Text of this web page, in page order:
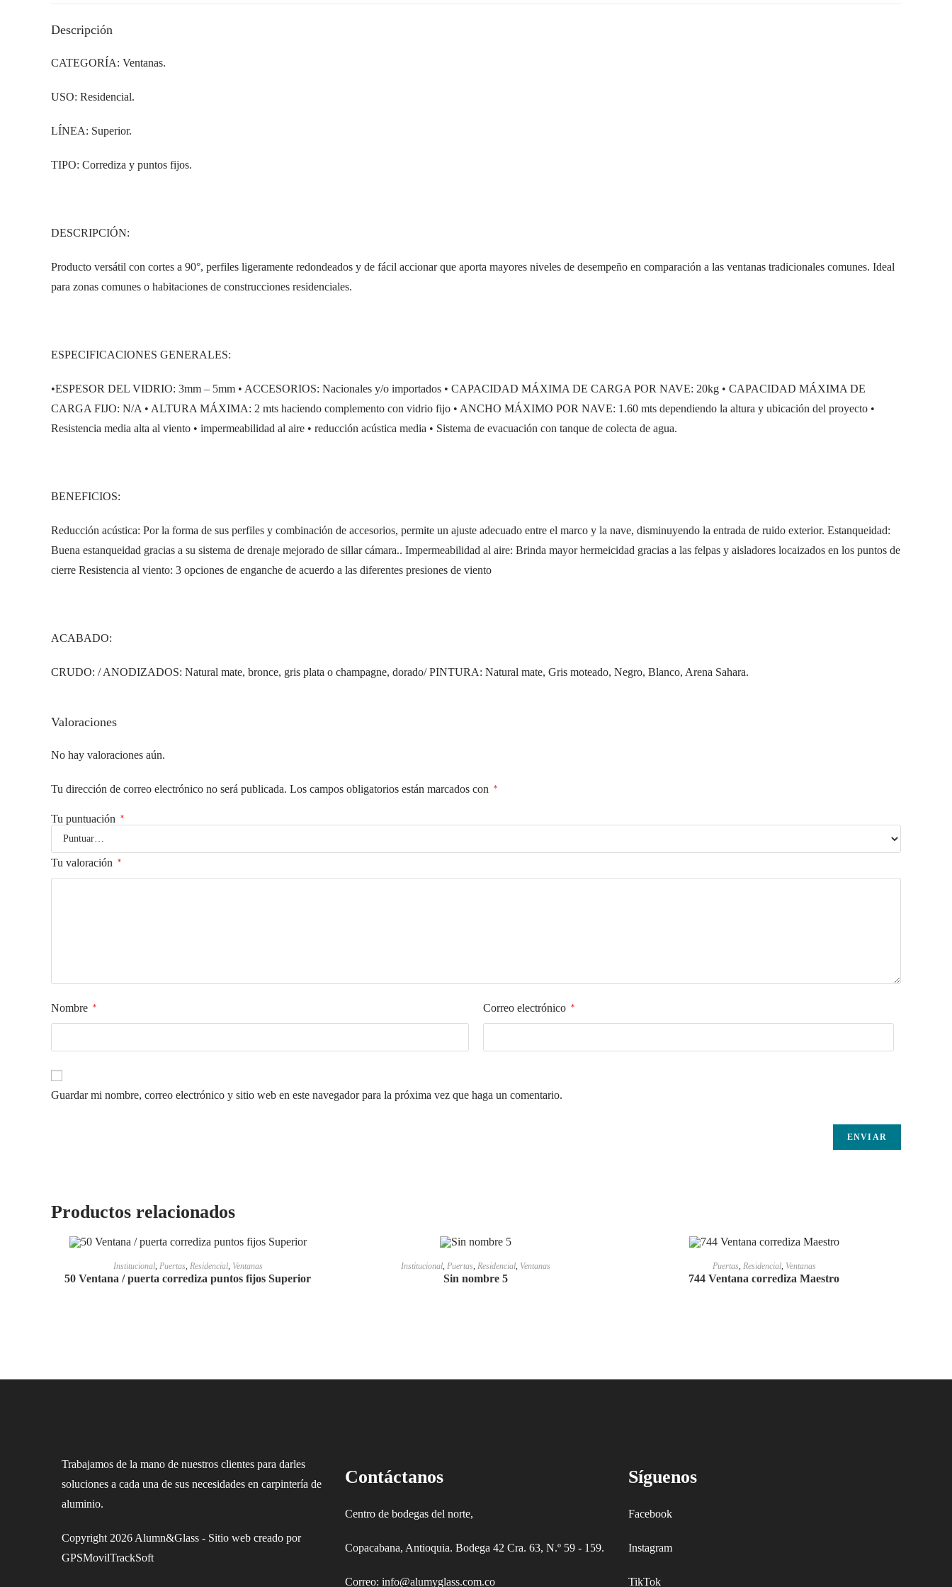
Descripción
CATEGORÍA: Ventanas.
USO: Residencial.
LÍNEA: Superior.
TIPO: Corrediza y puntos fijos.
DESCRIPCIÓN:
Producto versátil con cortes a 90°, perfiles ligeramente redondeados y de fácil accionar que aporta mayores niveles de desempeño en comparación a las ventanas tradicionales comunes. Ideal
para zonas comunes o habitaciones de construcciones residenciales.
ESPECIFICACIONES GENERALES:
•ESPESOR DEL VIDRIO: 3mm – 5mm • ACCESORIOS: Nacionales y/o importados • CAPACIDAD MÁXIMA DE CARGA POR NAVE: 20kg • CAPACIDAD MÁXIMA DE
CARGA FIJO: N/A • ALTURA MÁXIMA: 2 mts haciendo complemento con vidrio fijo • ANCHO MÁXIMO POR NAVE: 1.60 mts dependiendo la altura y ubicación del proyecto •
Resistencia media alta al viento • impermeabilidad al aire • reducción acústica media • Sistema de evacuación con tanque de colecta de agua.
BENEFICIOS:
Reducción acústica: Por la forma de sus perfiles y combinación de accesorios, permite un ajuste adecuado entre el marco y la nave, disminuyendo la entrada de ruido exterior. Estanqueidad:
Buena estanqueidad gracias a su sistema de drenaje mejorado de sillar cámara.. Impermeabilidad al aire: Brinda mayor hermeicidad gracias a las felpas y aisladores locaizados en los puntos de
cierre Resistencia al viento: 3 opciones de enganche de acuerdo a las diferentes presiones de viento
ACABADO:
CRUDO: / ANODIZADOS: Natural mate, bronce, gris plata o champagne, dorado/ PINTURA: Natural mate, Gris moteado, Negro, Blanco, Arena Sahara.
Valoraciones
No hay valoraciones aún.
Tu dirección de correo electrónico no será publicada. Los campos obligatorios están marcados con *
Tu puntuación *
Tu valoración *
Nombre * Correo electrónico *
Guardar mi nombre, correo electrónico y sitio web en este navegador para la próxima vez que haga un comentario.
Productos relacionados
LEER MÁS
Institucional, Puertas, Residencial, Ventanas
50 Ventana / puerta corrediza puntos fijos Superior
LEER MÁS
Institucional,Puertas,Residencial, Ventanas
Sin nombre 5
LEER MÁS
Puertas, Residencial, Ventanas
744 Ventana corrediza Maestro
Trabajamos de la mano de nuestros clientes para darles
soluciones a cada una de sus necesidades en carpintería de
aluminio.
Copyright 2026 Alumn&Glass - Sitio web creado por
GPSMovilTrackSoft
Contáctanos
Centro de bodegas del norte,
Copacabana, Antioquia. Bodega 42 Cra. 63, N.º 59 - 159.
Correo: info@alumyglass.com.co
Síguenos
Facebook
Instagram
TikTok